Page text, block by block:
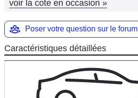
Marques
voir la cote en occasion »
Poser votre question sur le forum
Caractéristiques détaillées